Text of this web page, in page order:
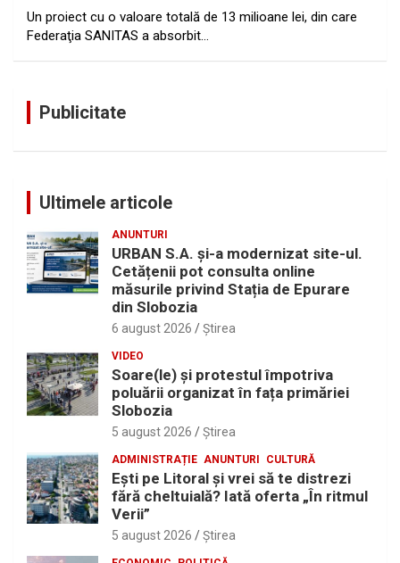
Un proiect cu o valoare totală de 13 milioane lei, din care
Federaţia SANITAS a absorbit…
Publicitate
Ultimele articole
ANUNTURI
URBAN S.A. și-a modernizat site-ul.
Cetățenii pot consulta online
măsurile privind Stația de Epurare
din Slobozia
6 august 2026 Ştirea
VIDEO
Soare(le) și protestul împotriva
poluării organizat în fața primăriei
Slobozia
5 august 2026 Ştirea
ADMINISTRAȚIE ANUNTURI CULTURĂ
Eşti pe Litoral şi vrei să te distrezi
fără cheltuială? Iată oferta „În ritmul
Verii”
5 august 2026 Ştirea